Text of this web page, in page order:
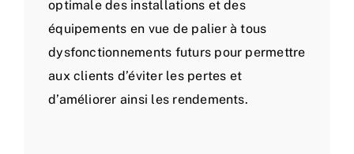
optimale des installations et des
équipements en vue de palier à tous
dysfonctionnements futurs pour permettre
aux clients d’éviter les pertes et
d’améliorer ainsi les rendements.